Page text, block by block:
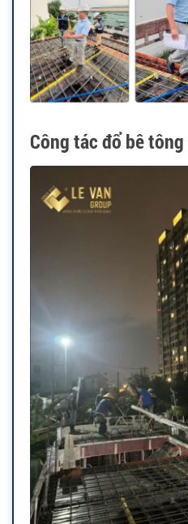
Công tác đổ bê tông